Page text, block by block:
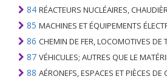
84 RÉACTEURS NUCLÉAIRES, CHAUDIÈRES, MACHINES ET
85 MACHINES ET ÉQUIPEMENTS ÉLECTRIQUES ET LEURS PARTIES; ENREGISTREURS ET REPRODUCTEURS SONORES; APPAREILS D'ENREGISTREMENT OU DE
86 CHEMIN DE FER, LOCOMOTIVES DE TRAMWAY, MATÉRIEL ROULANT ET LEURS PARTIES; RACCORDS DE CHEMIN DE FER OU DE TRAMWAY ET RACCORDS ET PIÈCES DE
87 VÉHICULES; AUTRES QUE LE MATÉRIEL ROULANT DE CHEMIN DE FER OU
88 AÉRONEFS, ESPACES ET PIÈCES DE